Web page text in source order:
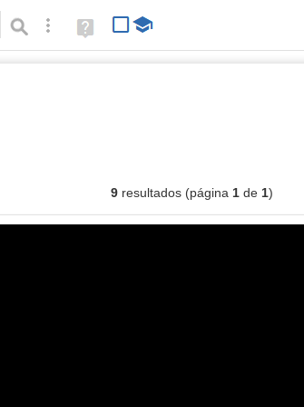
Búsqueda avanzada
Ayuda
(en
9resultados (página 1de 1)